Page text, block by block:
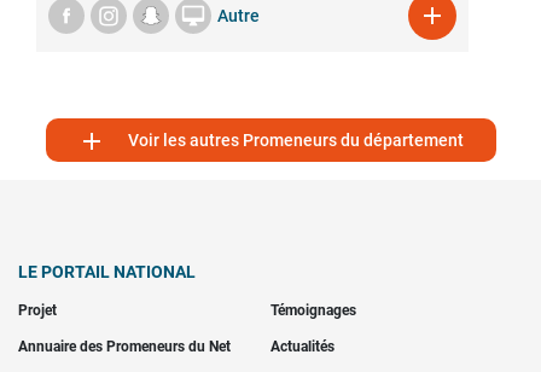
 Autre 
 Voir les autres Promeneurs du département
LE PORTAIL NATIONAL
Projet Témoignages
Annuaire des Promeneurs du Net Actualités